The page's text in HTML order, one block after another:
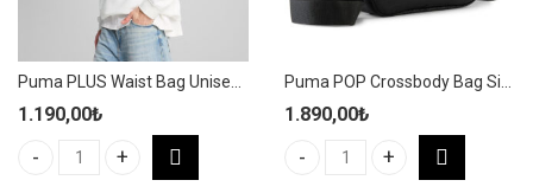
1.190,00₺
Puma PLUS Waist Bag Unisex Siyah Spor Bel Çantası - 091184 01
1.890,00₺
Puma POP Crossbody Bag